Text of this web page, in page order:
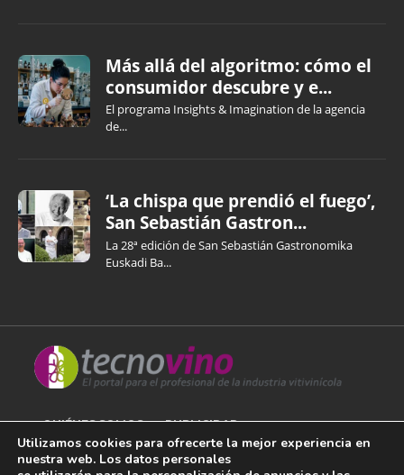
Más allá del algoritmo: cómo el
consumidor descubre y e...
El programa Insights & Imagination de la agencia
de...
‘La chispa que prendió el fuego’,
San Sebastián Gastron...
La 28ª edición de San Sebastián Gastronomika
Euskadi Ba...
QUIÉNES SOMOS PUBLICIDAD
AVISO LEGAL
Utilizamos cookies para ofrecerte la mejor experiencia en
nuestra web. Los datos personales